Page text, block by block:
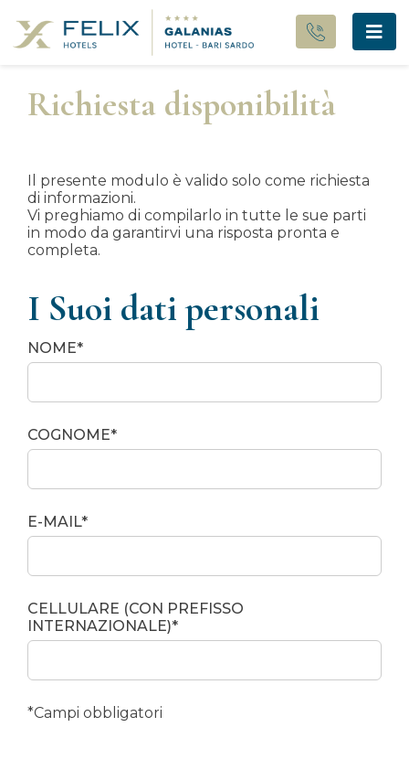
Richiesta disponibilità
Il presente modulo è valido solo come richiesta
di informazioni.
Vi preghiamo di compilarlo in tutte le sue parti
in modo da garantirvi una risposta pronta e
completa.
I Suoi dati personali
NOME*
COGNOME*
E-MAIL*
CELLULARE (CON PREFISSO
INTERNAZIONALE)*
*Campi obbligatori